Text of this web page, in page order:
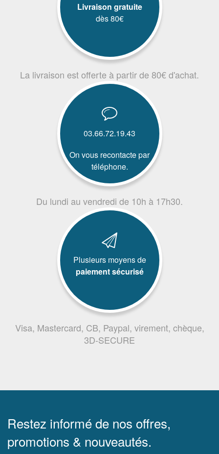
Livraison gratuite
dès 80€
La livraison est offerte à partir de 80€ d'achat.
03.66.72.19.43
On vous recontacte par
téléphone.
Du lundi au vendredi de 10h à 17h30.
Plusieurs moyens de
paiement sécurisé
Visa, Mastercard, CB, Paypal, virement, chèque,
3D-SECURE
Restez informé de nos offres,
promotions & nouveautés.